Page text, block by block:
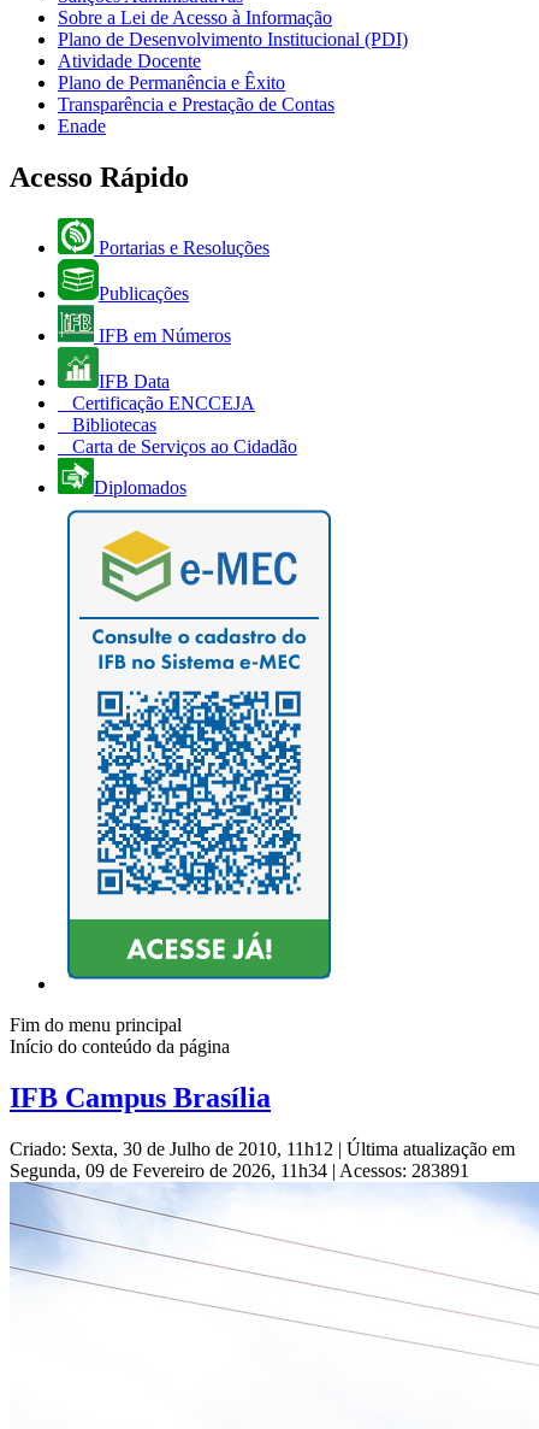
Sobre a Lei de Acesso à Informação
Plano de Desenvolvimento Institucional (PDI)
Atividade Docente
Plano de Permanência e Êxito
Transparência e Prestação de Contas
Enade
Acesso Rápido
Portarias e Resoluções
Publicações
IFB em Números
IFB Data
Certificação ENCCEJA
Bibliotecas
Carta de Serviços ao Cidadão
Diplomados
Fim do menu principal
Início do conteúdo da página
IFB Campus Brasília
Criado: Sexta, 30 de Julho de 2010, 11h12 | Última atualização em
Segunda, 09 de Fevereiro de 2026, 11h34 | Acessos: 283891